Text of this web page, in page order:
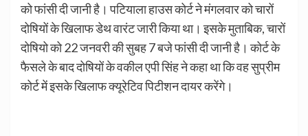
को फांसी दी जानी है। पटियाला हाउस कोर्ट ने मंगलवार को चारों
दोषियों के खिलाफ डेथ वारंट जारी किया था। इसके मुताबिक, चारों
दोषियो को 22 जनवरी की सुबह 7 बजे फांसी दी जानी है। कोर्ट के
फैसले के बाद दोषियों के वकील एपी सिंह ने कहा था कि वह सुप्रीम
कोर्ट में इसके खिलाफ क्यूरेटिव पिटीशन दायर करेंगे।